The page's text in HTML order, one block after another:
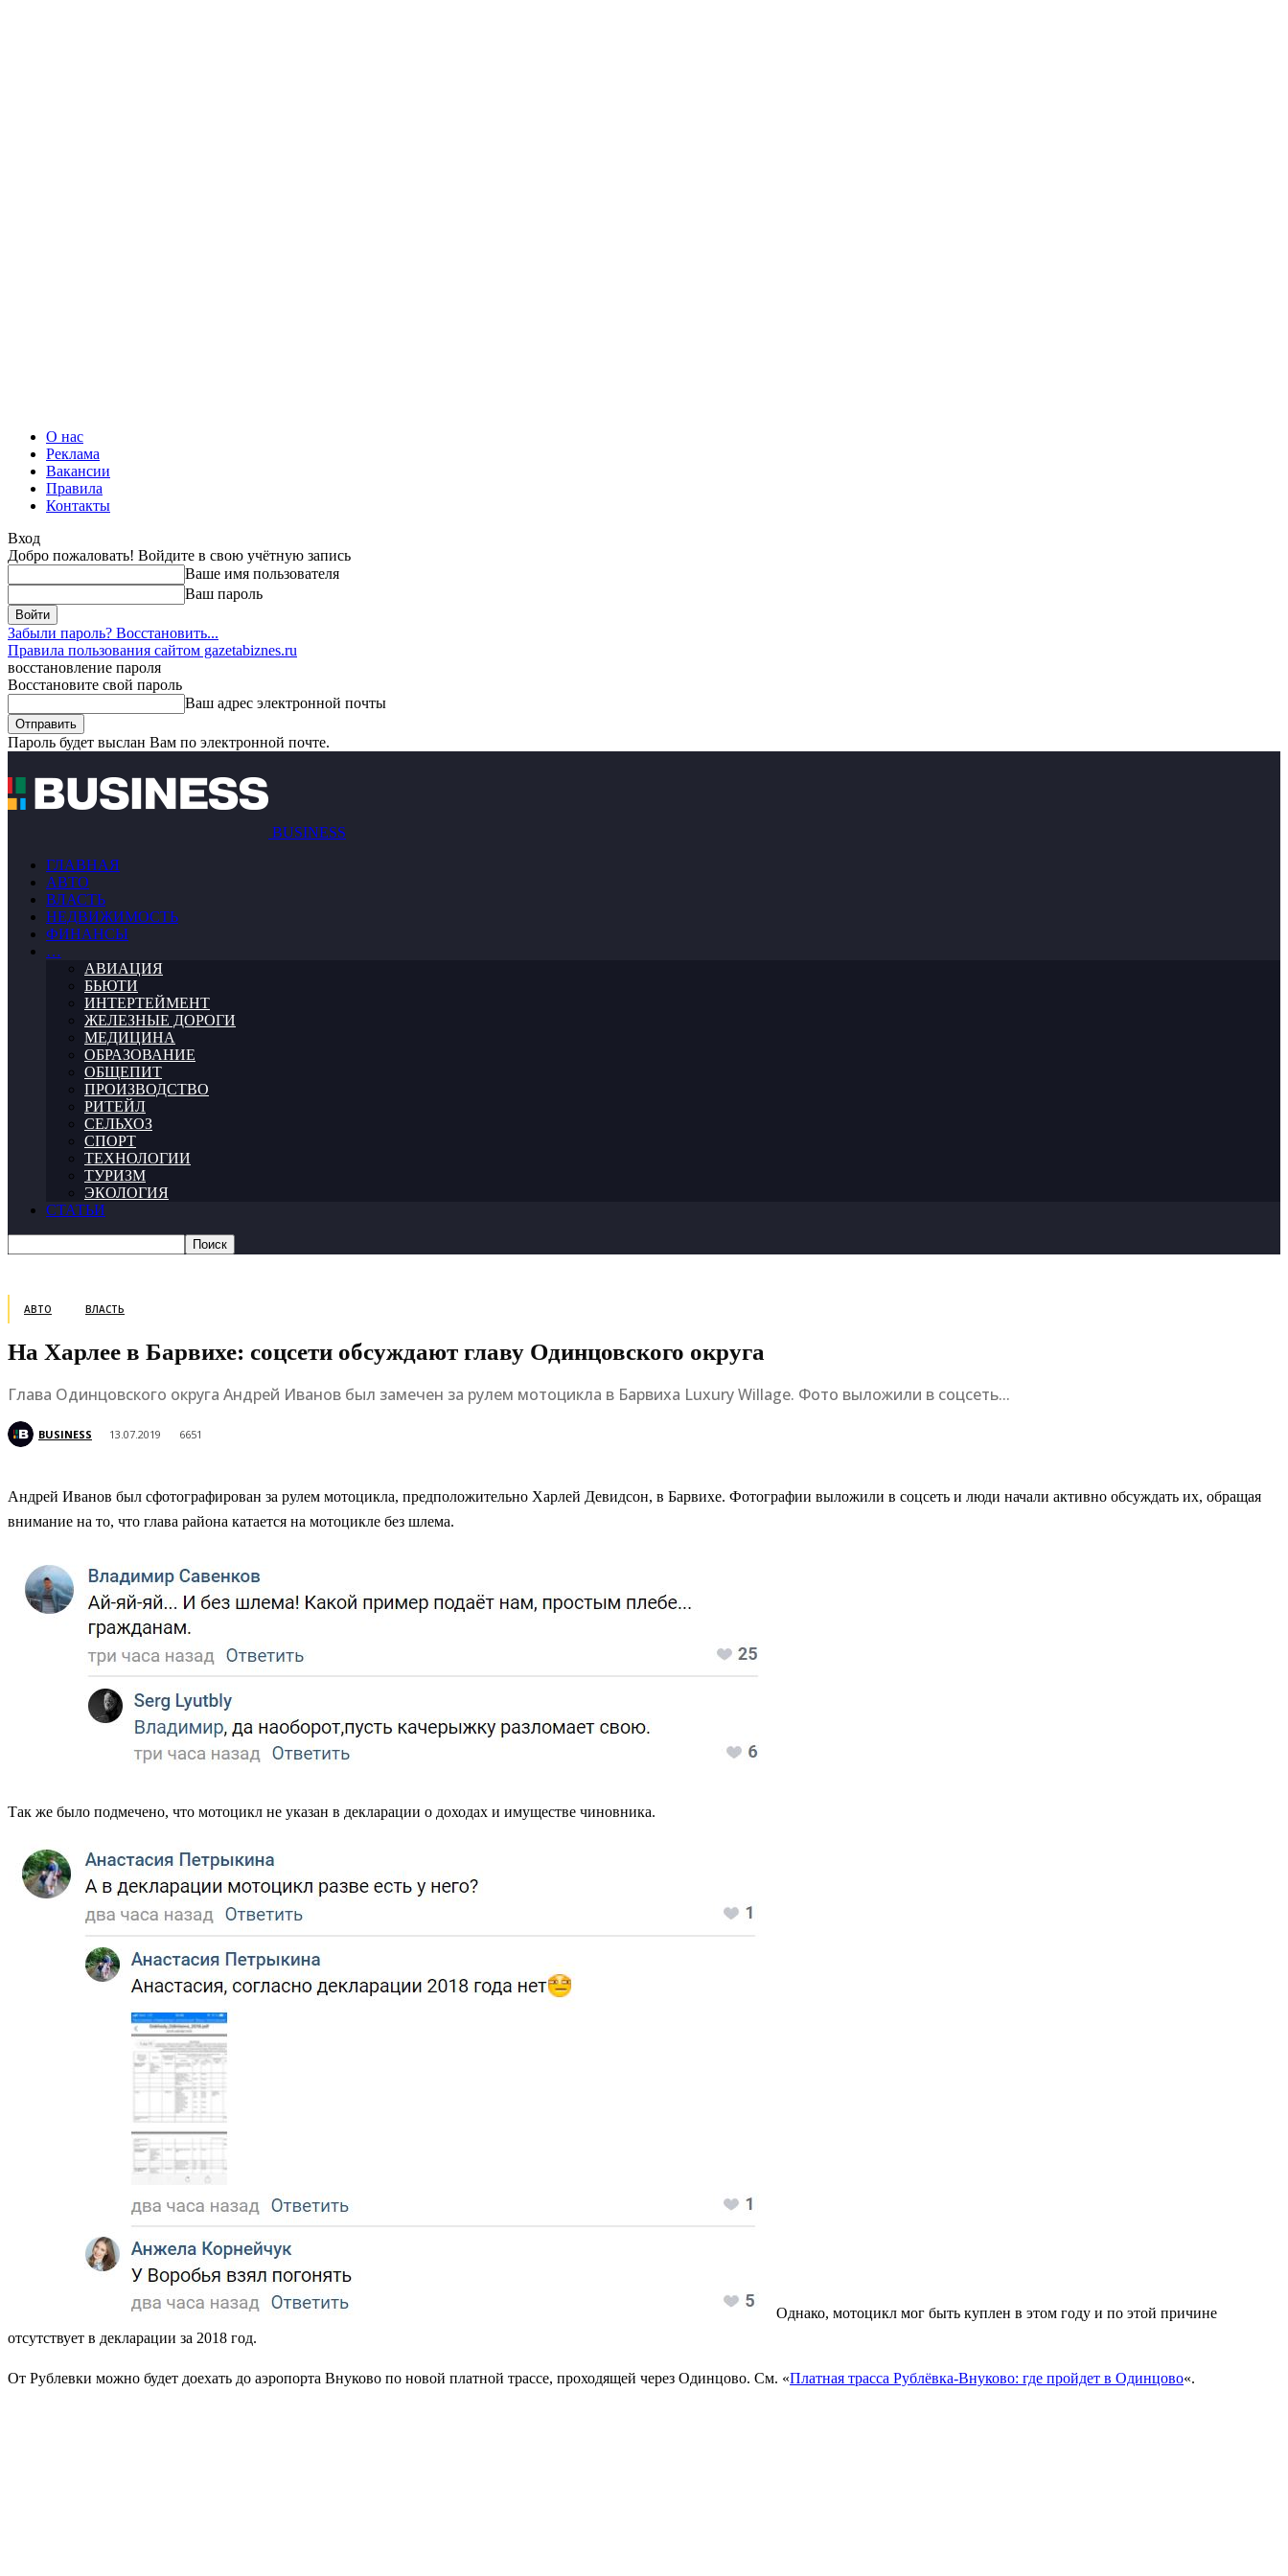
О нас
Реклама
Вакансии
Правила
Контакты
Вход
Добро пожаловать! Войдите в свою учётную запись
Ваше имя пользователя
Ваш пароль
Забыли пароль? Восстановить...
Правила пользования сайтом gazetabiznes.ru
восстановление пароля
Восстановите свой пароль
Ваш адрес электронной почты
Пароль будет выслан Вам по электронной почте.
BUSINESS
ГЛАВНАЯ
АВТО
ВЛАСТЬ
НЕДВИЖИМОСТЬ
ФИНАНСЫ
…
АВИАЦИЯ
БЬЮТИ
ИНТЕРТЕЙМЕНТ
ЖЕЛЕЗНЫЕ ДОРОГИ
МЕДИЦИНА
ОБРАЗОВАНИЕ
ОБЩЕПИТ
ПРОИЗВОДСТВО
РИТЕЙЛ
СЕЛЬХОЗ
СПОРТ
ТЕХНОЛОГИИ
ТУРИЗМ
ЭКОЛОГИЯ
СТАТЬИ
АВТО ВЛАСТЬ
На Харлее в Барвихе: соцсети обсуждают главу Одинцовского округа
Глава Одинцовского округа Андрей Иванов был замечен за рулем мотоцикла в Барвиха Luxury Willage. Фото выложили в соцсеть...
BUSINESS 13.07.2019 6651
Андрей Иванов был сфотографирован за рулем мотоцикла, предположительно Харлей Девидсон, в Барвихе. Фотографии выложили в соцсеть и люди начали активно обсуждать их, обращая
внимание на то, что глава района катается на мотоцикле без шлема.
Так же было подмечено, что мотоцикл не указан в декларации о доходах и имуществе чиновника.
Однако, мотоцикл мог быть куплен в этом году и по этой причине
отсутствует в декларации за 2018 год.
От Рублевки можно будет доехать до аэропорта Внуково по новой платной трассе, проходящей через Одинцово. См. «Платная трасса Рублёвка-Внуково: где пройдет в Одинцово«.